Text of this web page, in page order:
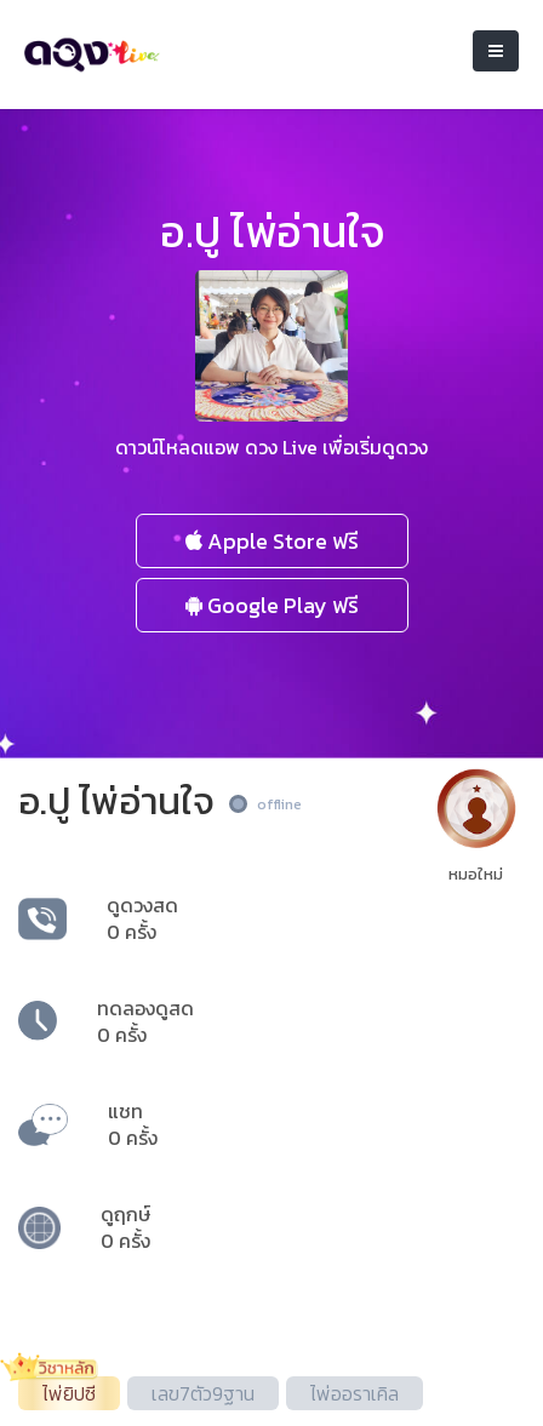
อ.ปู ไพ่อ่านใจ
ดาวน์โหลดแอพ ดวง Live เพื่อเริ่มดูดวง
Apple Store ฟรี
Google Play ฟรี
อ.ปู ไพ่อ่านใจ offline
ดูดวงสด
0 ครั้ง
ทดลองดูสด
0 ครั้ง
แชท
0 ครั้ง
ดูฤกษ์
0 ครั้ง
หมอใหม่
ไพ่ยิปซี เลข7ตัว9ฐาน
ไพ่ออราเคิล